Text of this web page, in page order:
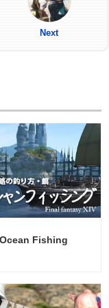
Next
Fishing